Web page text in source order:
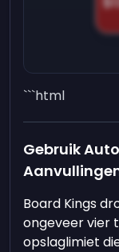
```html
Gebruik
Board Kings
ongeveer vier
opslaglimiet